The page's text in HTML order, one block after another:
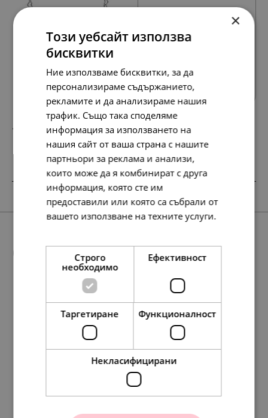
115. 59.00 €
72 лв.
SALE
127.13 лв. 76.28 лв.
39.00
65.00 €
SALE
138.86 лв. 76.28 лв.
39.00
63.00 € 134.95 лв. 69.00 €
29.00 € 127.13 лв. 65.00 €
76.00 € 127.13 лв. 65.00 €
Още предложения
Pandora Талисман
Pandora Талисман
×
Този уебсайт използва
бисквитки
Ние използваме бисквитки, за да
персонализираме съдържанието,
рекламите и да анализираме нашия
трафик. Също така споделяме
информация за използването на
нашия сайт от ваша страна с нашите
партньори за реклама и анализи,
които може да я комбинират с друга
информация, която сте им
предоставили или която са събрали от
вашето използване на техните услуги.
Строго
необходимо
Ефективност
Таргетиране Функционалност
Некласифицирани